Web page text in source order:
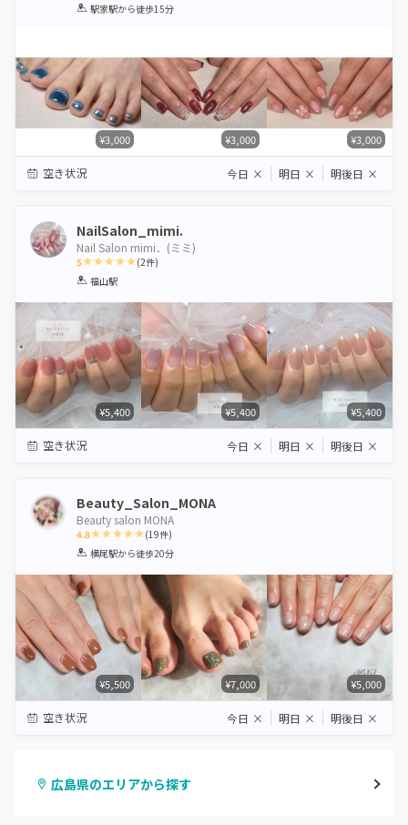
1 2 3 4 5
駅家駅から徒歩15分
¥3,000 ¥3,000 ¥3,000
空き状況 今日 × 明日 × 明後日 ×
NailSalon_mimi.
Nail Salon mimi．(ミミ)
5
1 2 3 4
(2件)
福山駅
¥5,400 ¥5,400 ¥5,400
空き状況 今日 × 明日 × 明後日 ×
Beauty_Salon_MONA
Beauty salon MONA
4.8
1 2 3 4 5
(19件)
横尾駅から徒歩20分
¥5,500 ¥7,000 ¥5,000
空き状況 今日 × 明日 × 明後日 ×
広島県のエリアから探す